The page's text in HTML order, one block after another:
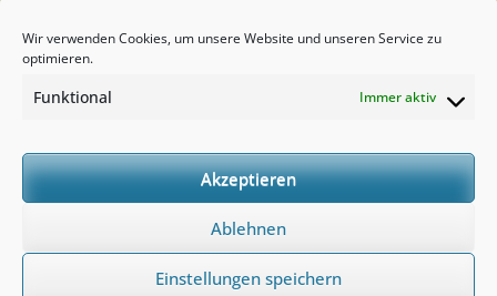
Wir verwenden Cookies, um unsere Website und unseren Service zu
optimieren.
Funktional Immer aktiv
Akzeptieren
Ablehnen
Einstellungen speichern
Datenschutzerklärung